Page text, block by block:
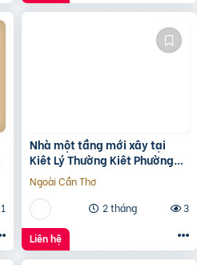
1
Nhà một tầng mới xây tại
Kiêt Lý Thường Kiêt Phường
nam Đông Hà Quảng Trị
Ngoài Cần Thơ
2 tháng
3
Liên hệ